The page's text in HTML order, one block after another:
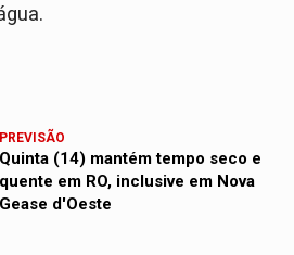
PREVISÃO
Quinta (14) mantém tempo seco e
quente em RO, inclusive em Nova
Gease d'Oeste